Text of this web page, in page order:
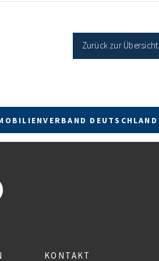
Zurück zur Übersicht
DEUTSCHLAND
KONTAKT